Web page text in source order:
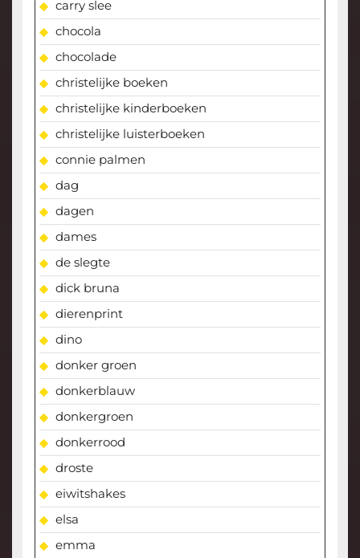
carry slee
chocola
chocolade
christelijke boeken
christelijke kinderboeken
christelijke luisterboeken
connie palmen
dag
dagen
dames
de slegte
dick bruna
dierenprint
dino
donker groen
donkerblauw
donkergroen
donkerrood
droste
eiwitshakes
elsa
emma